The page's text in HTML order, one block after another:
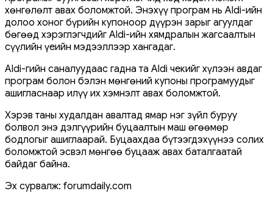
хөнгөлөлт авах боломжтой. Энэхүү програм нь Aldi-ийн
долоо хоног бүрийн купоноор дүүрэн зарыг агуулдаг
бөгөөд хэрэглэгчдийг Aldi-ийн хямдралын жагсаалтын
сүүлийн үеийн мэдээллээр хангадаг.
Aldi-гийн саналуудаас гадна та Aldi чекийг хүлээн авдаг
програм болон бэлэн мөнгөний купоны програмуудыг
ашигласнаар илүү их хэмнэлт авах боломжтой.
Хэрэв таны худалдан авалтад ямар нэг зүйл буруу
болвол энэ дэлгүүрийн буцаалтын маш өгөөмөр
бодлогыг ашиглаарай. Буцаахдаа бүтээгдэхүүнээ солих
боломжтой эсвэл мөнгөө буцааж авах баталгаатай
байдаг байна.
Эх сурвалж: forumdaily.com